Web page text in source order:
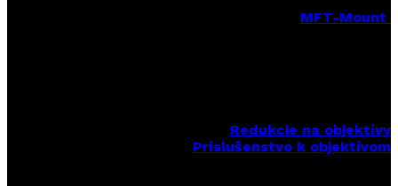
MFT-Mount
Redukcie na objektívy
Príslušenstvo k objektívom